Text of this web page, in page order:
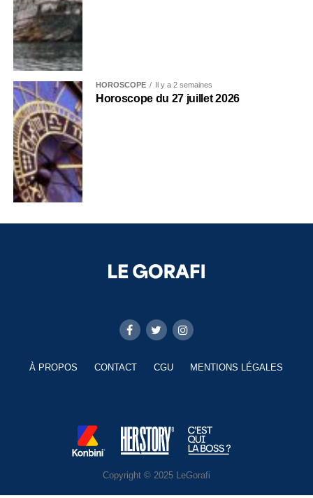
HOROSCOPE Il y a 2 semaines
Horoscope du 27 juillet 2026
À PROPOS CONTACT CGU MENTIONS LÉGALES
Copyright © 2025 LeGorafi